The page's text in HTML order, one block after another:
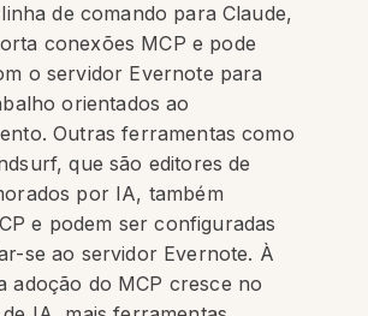
de comando para Claude,
conexões MCP e pode
o servidor Evernote para
orientados ao
Outras ferramentas como
que são editores de
por IA, também
e podem ser configuradas
se ao servidor Evernote. À
adoção do MCP cresce no